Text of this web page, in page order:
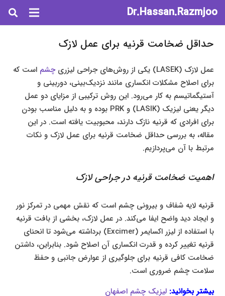
Dr.Hassan.Razmjoo
حداقل ضخامت قرنیه برای عمل لازک
عمل لازک (LASEK) یکی از روش‌های جراحی لیزری چشم است که
برای اصلاح مشکلات انکساری مانند نزدیک‌بینی، دوربینی و
آستیگماتیسم به کار می‌رود. این روش ترکیبی از مزایای دو عمل
دیگر یعنی لیزیک (LASIK) و PRK بوده و به دلیل مناسب بودن
برای افرادی که قرنیه نازک دارند، محبوبیت یافته است. در این
مقاله، به بررسی حداقل ضخامت قرنیه برای عمل لازک و نکات
مرتبط با آن می‌پردازیم.
اهمیت ضخامت قرنیه در جراحی لازک
قرنیه لایه شفاف و بیرونی چشم است که نقش مهمی در تمرکز نور
و ایجاد دید واضح ایفا می‌کند. در عمل لازک، بخشی از بافت قرنیه
با استفاده از لیزر اکسایمر (Excimer) برداشته می‌شود تا انحنای
قرنیه تغییر کرده و قدرت انکساری آن اصلاح شود. بنابراین، داشتن
ضخامت کافی قرنیه برای جلوگیری از عوارض جانبی و حفظ
سلامت چشم ضروری است.
بیشتر بخوانید: لیزیک چشم اصفهان